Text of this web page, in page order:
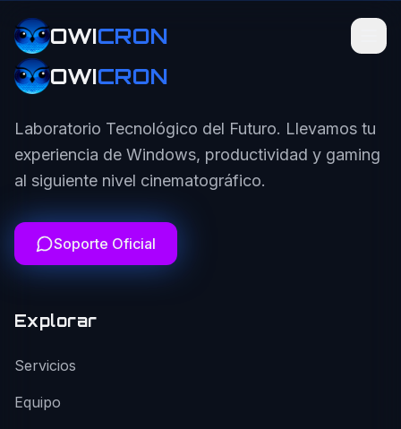
OWICRON
OWICRON
Laboratorio Tecnológico del Futuro. Llevamos tu
experiencia de Windows, productividad y gaming
al siguiente nivel cinematográfico.
Soporte Oficial
Explorar
Servicios
Equipo